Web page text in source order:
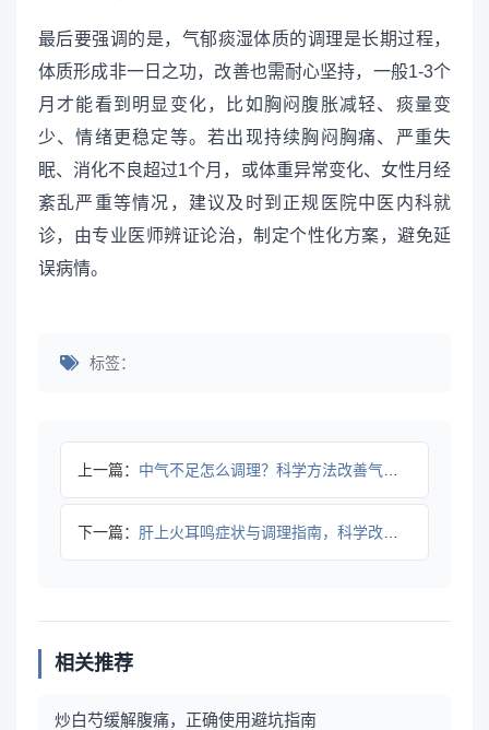
最后要强调的是，气郁痰湿体质的调理是长期过程，
体质形成非一日之功，改善也需耐心坚持，一般1-3个
月才能看到明显变化，比如胸闷腹胀减轻、痰量变
少、情绪更稳定等。若出现持续胸闷胸痛、严重失
眠、消化不良超过1个月，或体重异常变化、女性月经
紊乱严重等情况，建议及时到正规医院中医内科就
诊，由专业医师辨证论治，制定个性化方案，避免延
误病情。
标签：
上一篇： 中气不足怎么调理？科学方法改善气短头晕
下一篇： 肝上火耳鸣症状与调理指南，科学改善耳部不适
相关推荐
炒白芍缓解腹痛，正确使用避坑指南